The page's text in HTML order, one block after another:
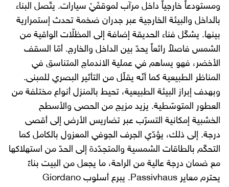
ومستودعاً خارجياً داخل مرآب لموقفَيْ سيارات. يتّصل البناء
بالداخل والبيئة الخارجية عبر جدران ضخمة تحدث إستمرارية
بينها. يشكّل فناء الحديقة إضافة إلى المظلّات الواقية من
الشمس فاصلاً رائعاً يحدّ بين الداخل والخارج. أمّا السقف
الأخضر، فهو يساهم في عملية الاندماج المتناسق في
المناظر الطبيعية كما أنّه يقلّل من التأثير البصري للمبنى.
وبهدف إبراز البيئة الطبيعية، تحيط بالمنزل أنواع مختلفة من
العطور المتوسّطية. يزيد مزيج من الحصى والأسطح
الخشبية إمكانية التسرّب عبر تضاريس الأرض إلى أقصى
درجة. إلى ذلك، يؤدّي الجرف الجوفي المعزول بالكامل كما
التحكّم بالطاقات الشمسية والمتجدّدة إلى الحدّ من استهلاكها
مع ضمان درجة عالية من الراحة، ما يجعل من البيت بناءً
يحترم معاير Passivhaus. يبرع أسلوب Giordano